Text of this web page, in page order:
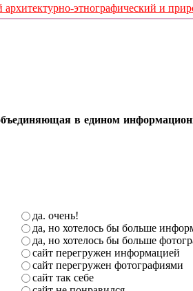
этнографический и
в едином
да. очень!
да, но хотелось бы больше
да, но хотелось бы больше
сайт перегружен информацией
сайт перегружен фотографиями
сайт так себе